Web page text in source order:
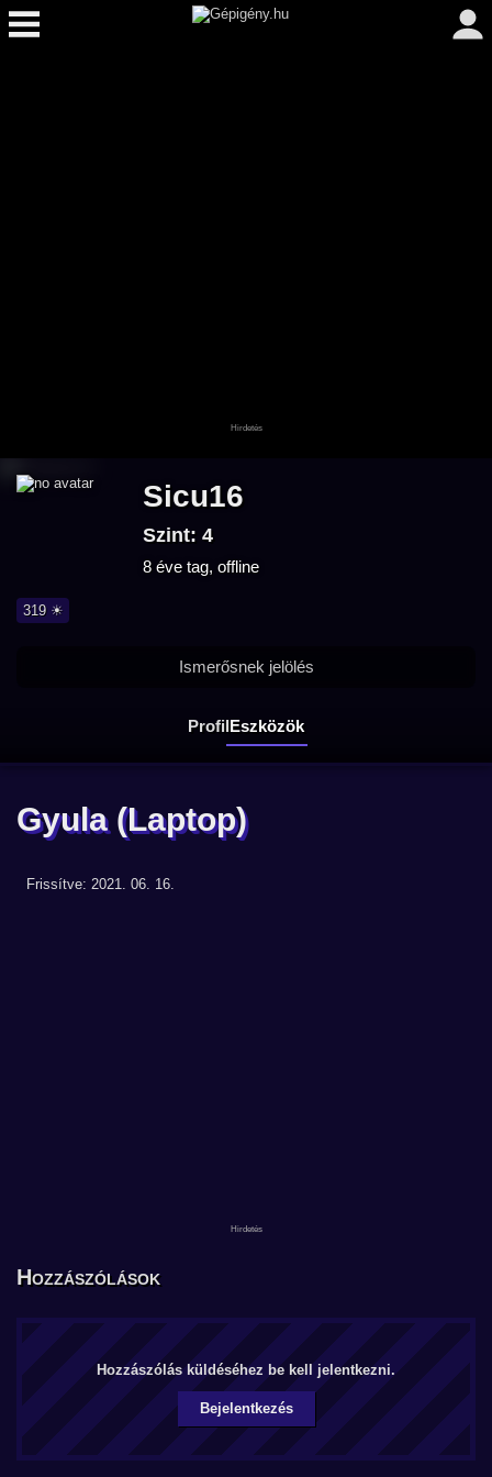
Sicu16
Szint: 4
8 éve tag, offline
319 ☀
ProfilEszközök
Ismerősnek jelölés
Gyula (Laptop)
Frissítve: 2021. 06. 16.
Hozzászólások
Hozzászólás küldéséhez be kell jelentkezni.
Bejelentkezés